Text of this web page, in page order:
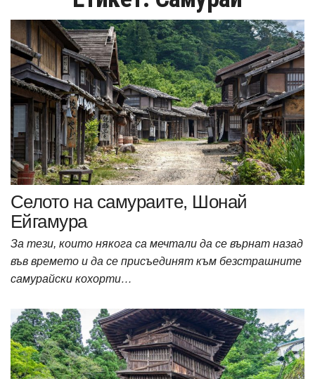
Селото на самураите, Шонай
Ейгамура
За тези, които някога са мечтали да се върнат назад
във времето и да се присъединят към безстрашните
самурайски кохорти…